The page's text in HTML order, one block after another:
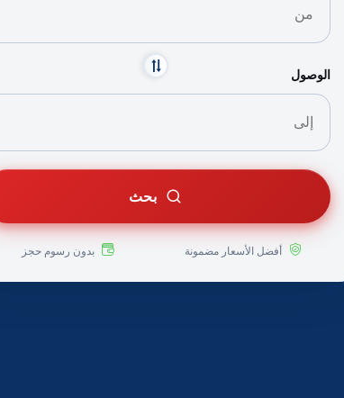
الوصول
بحث
أفضل الأسعار مضمونة بدون رسوم حجز